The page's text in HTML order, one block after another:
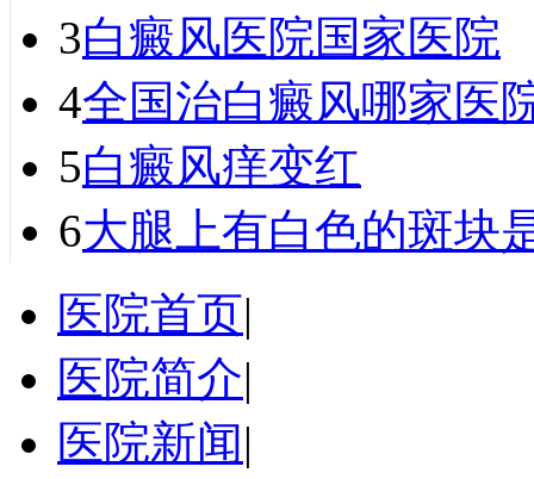
3白癜风医院国家医院
4全国治白癜风哪家医
5白癜风痒变红
6大腿上有白色的斑块
医院首页|
医院简介|
医院新闻|